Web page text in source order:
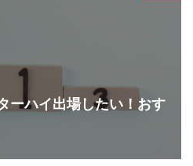
ーハイ出場したい！おす